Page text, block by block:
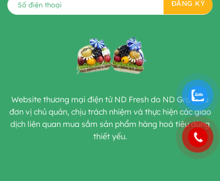
Website thương mại điện tử ND Fresh do ND Group là
đơn vị chủ quản, chịu trách nhiệm và thực hiện các giao
dịch liên quan mua sắm sản phẩm hàng hoá tiêu dùng
thiết yếu.